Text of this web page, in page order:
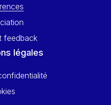
feedback
légales